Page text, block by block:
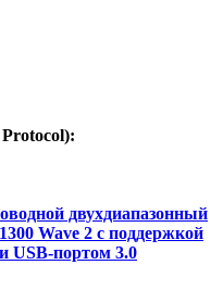
двухдиапазонный
Wave 2 с поддержкой
USB-портом 3.0